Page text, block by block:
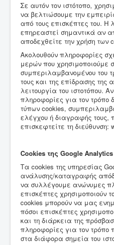
Σε αυτόν τον ιστότοπο,
να βελτιώσουμε την
από τους επισκέπτες του. Η
επηρεαστεί σημαντικά αν
αποδεχθείτε την χρήση των
Ακολουθούν πληροφορίες
μερών που χρησιμοποιούμε
συμπεριλαμβανομένου του
τους και της επίδρασης της
λειτουργία του ιστοτόπου.
πληροφορίες για τον τρόπο
τύπων cookies,
ελέγχου ή διαγραφής
επισκεφτείτε τη διεύθυνση:
Cookies της Google Analytics
Τα cookies της υπηρεσίας
ανάλυσης/καταγραφής
να συλλέγουμε ανώνυμες
επισκέπτες χρησιμοποιούν
cookies μπορούν να μας
πόσοι επισκέπτες
και τη διάρκεια της
πληροφορίες για τον τρόπο
στα διάφορα σημεία του